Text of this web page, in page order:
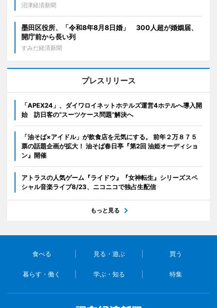
沼津経済新聞
墨田区役所、「令和8年8月8日婚」 300人超が婚姻届、
開庁前から長い列
すみだ経済新聞
プレスリリース
「APEX24」、ダイワロイネットホテルズ運営4ホテルへ導入開
始 訪日客の“スーツケース問題”解決へ
「油そば×アイドル」が飲食店を元気にする。 前年２万８７５
票の話題企画が拡大！ 油そば春日亭『第2回 油姫オーディショ
ン』開催
アトラスの人気ゲーム『ライドウ』『女神転生』シリーズスペ
シャル音楽ライブ8/23、ニコニコで独占生配信
もっと見る
食べる 見る・遊ぶ 買う
暮らす・働く 学ぶ・知る 特集